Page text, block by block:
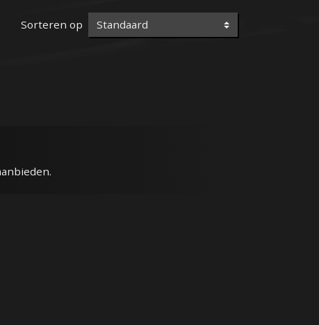
Sorteren op